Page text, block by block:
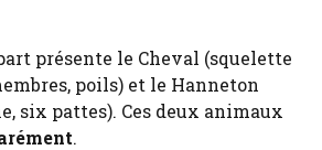
présente le Cheval (squelette
poils) et le Hanneton
six pattes). Ces deux animaux
.